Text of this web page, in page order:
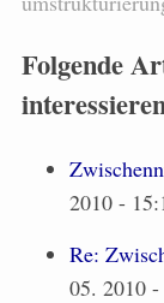
Folgende
2010 -
Re:
05. 2010